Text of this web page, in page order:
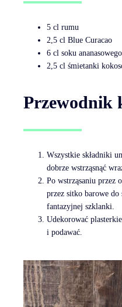
5 cl rumu
2,5 cl Blue Curacao
6 cl soku ananasowego
2,5 cl śmietanki
Przewodnik
Wszystkie składniki
dobrze wstrząsnąć
Po wstrząsaniu przez
przez sitko barowe
fantazyjnej szklanki.
Udekorować
i podawać.